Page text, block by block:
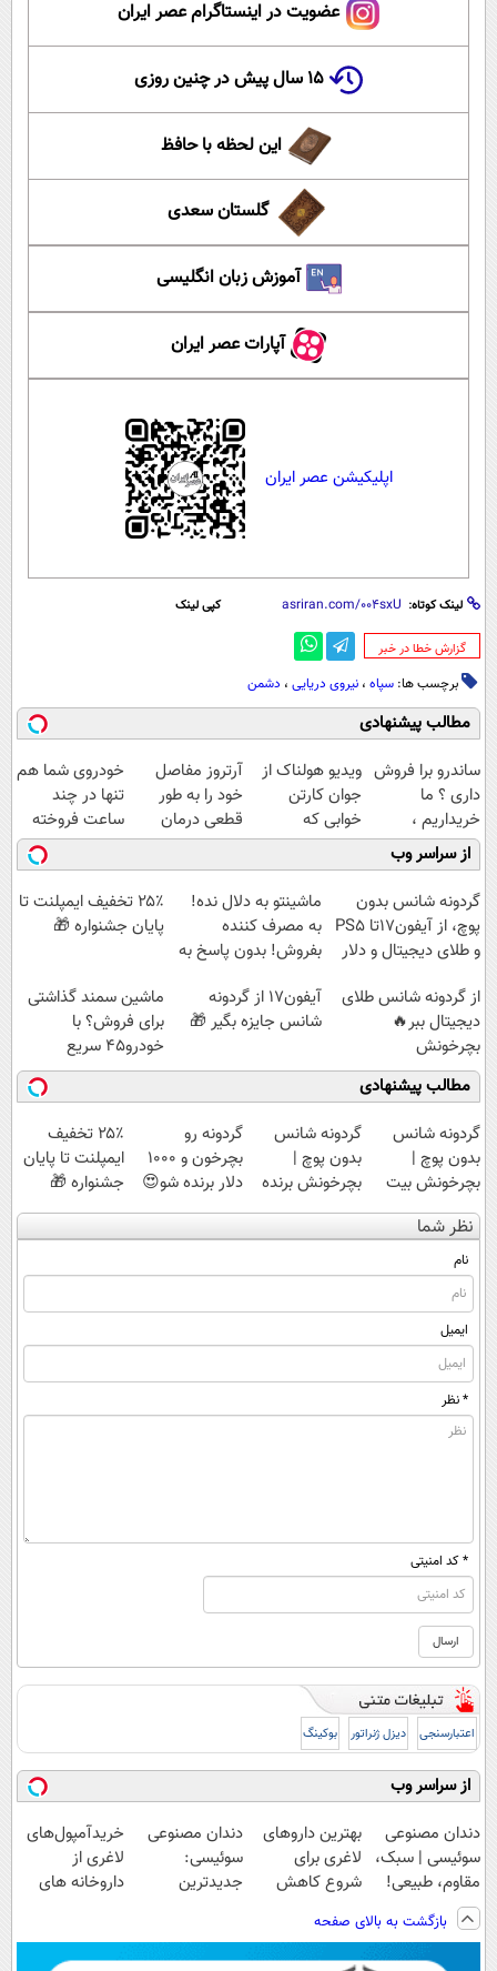
عضویت در اینستاگرام عصر ایران
۱۵ سال پیش در چنین روزی
این لحظه با حافظ
گلستان سعدی
آموزش زبان انگلیسی
آپارات عصر ایران
اپلیکیشن عصر ایران
لینک کوتاه: کپی لینک
‌گزارش خطا در خبر
برچسب ها: سپاه ، نیروی دریایی ، دشمن
مطالب پیشنهادی
ساندرو برا فروش
داری ؟ ما
خریداریم ،
راحت بفروشش
ویدیو هولناک از
جوان کارتن
خوابی که
میلیاردر شد.
آموزش رایگان
آرتروز مفاصل
خود را به طور
قطعی درمان
کنید!
◗پرسش‌نامه◖
خودروی شما هم
تنها در چند
ساعت فروخته
خواهد شد
از سراسر وب
گردونه شانس بدون
پوچ، از آیفون17تا PS5
و طلای دیجیتال و دلار
ماشینتو به دلال نده!
به مصرف کننده
بفروش! بدون پاسخ به
۲۵٪ تخفیف ایمپلنت تا
پایان جشنواره 🎁
از گردونه شانس طلای
دیجیتال ببر🔥
بچرخونش
آیفون17 از گردونه
شانس جایزه بگیر 🎁
ماشین سمند گذاشتی
برای فروش؟ با
خودرو45 سریع
بفروش
مطالب پیشنهادی
گردونه شانس
بدون پوچ |
بچرخونش بیت
کوین ببر! 🔥😍
گردونه شانس
بدون پوچ |
بچرخونش برنده
شو! 🔥😍
گردونه رو
بچرخون و 1000
دلار برنده شو😍
۲۵٪ تخفیف
ایمپلنت تا پایان
جشنواره 🎁
نظر شما
نام
ایمیل
* نظر
* کد امنیتی
اعتبارسنجی دیزل ژنراتور بوکینگ
از سراسر وب
دندان مصنوعی
سوئیسی | سبک،
مقاوم، طبیعی!
ویزیت
رایگان+پرداخت
اقساطی😍
بهترین داروهای
لاغری برای
شروع کاهش
داروخانه های
نزدیکت!
دندان مصنوعی
سوئیسی:
جدیدترین
پرداخت قسطی
خریدآمپول‌های
لاغری از
داروخانه های
پک یخ!
بازگشت به بالای صفحه